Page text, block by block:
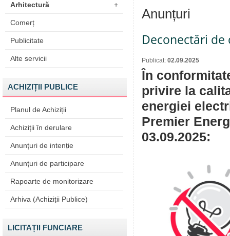
Arhitectură +
Comerț
Publicitate
Alte servicii
ACHIZIȚII PUBLICE
Planul de Achiziții
Achiziții în derulare
Anunțuri de intenție
Anunțuri de participare
Rapoarte de monitorizare
Arhiva (Achiziții Publice)
LICITAȚII FUNCIARE
Anunțuri
Deconectări
Publicat: 02.09.2025
În
privire la
energiei
Premier
03.09.2025: